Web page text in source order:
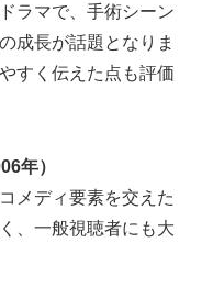
ラマで、手術シーン
成長が話題となりま
すく伝えた点も評価
年）
メディ要素を交えた
、一般視聴者にも大